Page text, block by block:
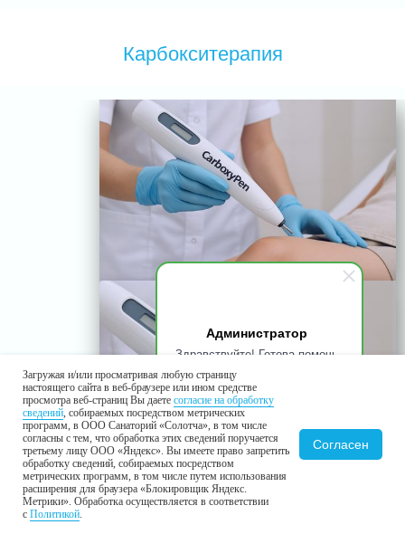
Администратор
Здравствуйте! Готова помочь
вам. Напишите мне, если у
вас появятся вопросы.
Карбокситерапия
Загружая и/или просматривая любую страницу
настоящего сайта в веб-браузере или ином средстве
просмотра веб-страниц Вы даете согласие на обработку
сведений, собираемых посредством метрических
программ, в ООО Санаторий «Солотча», в том числе
согласны с тем, что обработка этих сведений поручается
третьему лицу ООО «Яндекс». Вы имеете право запретить
обработку сведений, собираемых посредством
метрических программ, в том числе путем использования
расширения для браузера «Блокировщик Яндекс.
Метрики». Обработка осуществляется в соответствии
с Политикой.
Согласен